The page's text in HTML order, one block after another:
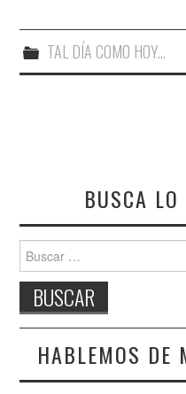
TAL DÍA COMO HOY...
BUSCA LO
Buscar:
HABLEMOS DE